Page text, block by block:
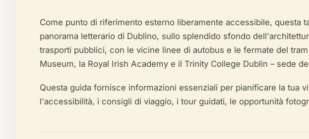
Come punto di riferimento esterno liberamente accessibile, questa
panorama letterario di Dublino, sullo splendido sfondo
trasporti pubblici, con le vicine linee di autobus e le fermate del
Museum, la Royal Irish Academy e il Trinity College Dublin – sede
Questa guida fornisce informazioni essenziali per pianificare la tua
l'accessibilità, i consigli di viaggio, i tour guidati, le opportunità